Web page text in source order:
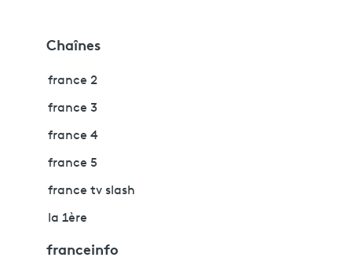
Chaînes
france 2
france 3
france 4
france 5
france tv slash
la 1ère
franceinfo